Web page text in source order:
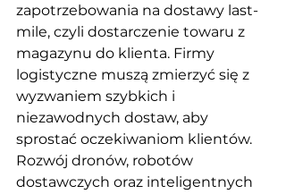
zapotrzebowania na dostawy last-
mile, czyli dostarczenie towaru z
magazynu do klienta. Firmy
logistyczne muszą zmierzyć się z
wyzwaniem szybkich i
niezawodnych dostaw, aby
sprostać oczekiwaniom klientów.
Rozwój dronów, robotów
dostawczych oraz inteligentnych